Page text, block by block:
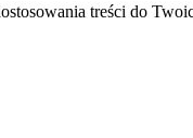
treści do